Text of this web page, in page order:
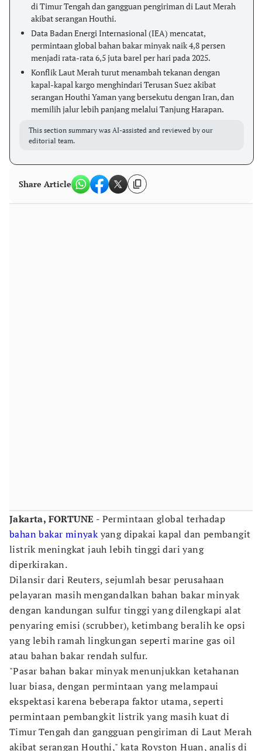
di Timur Tengah dan gangguan pengiriman di Laut Merah
akibat serangan Houthi.
Data Badan Energi Internasional (IEA) mencatat,
permintaan global bahan bakar minyak naik 4,8 persen
menjadi rata-rata 6,5 juta barel per hari pada 2025.
Konflik Laut Merah turut menambah tekanan dengan
kapal-kapal kargo menghindari Terusan Suez akibat
serangan Houthi Yaman yang bersekutu dengan Iran, dan
memilih jalur lebih panjang melalui Tanjung Harapan.
This section summary was AI-assisted and reviewed by our
editorial team.
Share Article
Jakarta, FORTUNE - Permintaan global terhadap
bahan bakar minyakyang dipakai kapal dan pembangit
listrik meningkat jauh lebih tinggi dari yang
diperkirakan.
Dilansir dari Reuters, sejumlah besar perusahaan
pelayaran masih mengandalkan bahan bakar minyak
dengan kandungan sulfur tinggi yang dilengkapi alat
penyaring emisi (scrubber), ketimbang beralih ke opsi
yang lebih ramah lingkungan seperti marine gas oil
atau bahan bakar rendah sulfur.
"Pasar bahan bakar minyak menunjukkan ketahanan
luar biasa, dengan permintaan yang melampaui
ekspektasi karena beberapa faktor utama, seperti
permintaan pembangkit listrik yang masih kuat di
Timur Tengah dan gangguan pengiriman di Laut Merah
akibat serangan Houthi," kata Royston Huan, analis di